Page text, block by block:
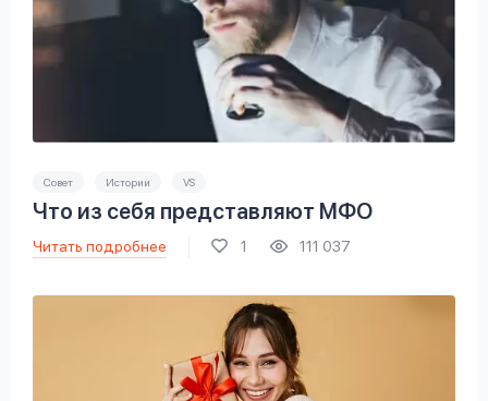
Совет Истории VS
Что из себя представляют МФО
Читать подробнее 1 111 037